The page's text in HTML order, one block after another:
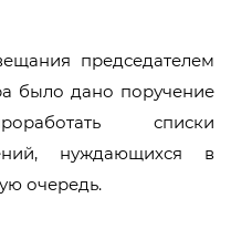
председателем
было дано поручение
списки
нуждающихся в
очередь.